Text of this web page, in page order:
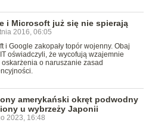
i Microsoft już się nie spierają
2016, 06:05
i Google zakopały topór wojenny. Obaj
oświadczyli, że wycofują wzajemnie
oskarżenia o naruszanie zasad
amerykański okręt podwodny
u wybrzeży Japonii
2023, 16:48